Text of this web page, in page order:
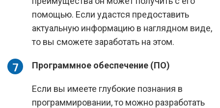
помощью. Если удастся предоставить
актуальную информацию в наглядном виде,
то вы сможете заработать на этом.
Программное обеспечение (ПО)
Если вы имеете глубокие познания в
программировании, то можно разработать